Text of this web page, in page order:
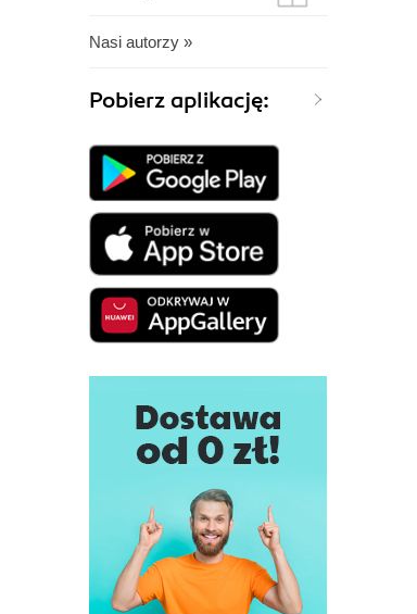
Nasi autorzy »
Pobierz aplikację: